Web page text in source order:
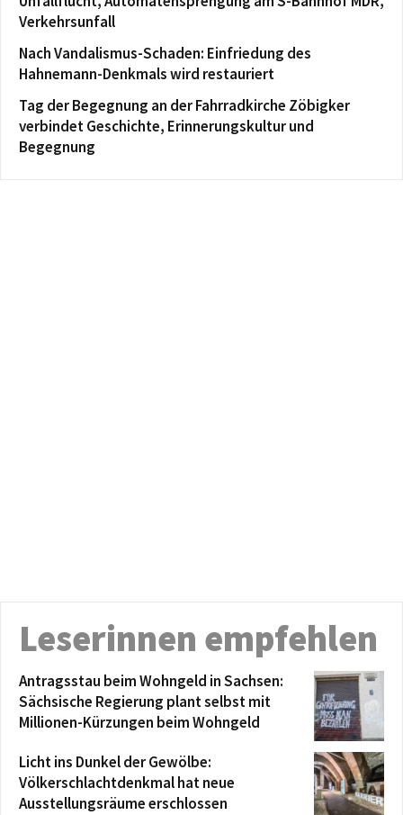
Verkehrsunfall
Nach Vandalismus-Schaden: Einfriedung des
Hahnemann-Denkmals wird restauriert
Tag der Begegnung an der Fahrradkirche Zöbigker
verbindet Geschichte, Erinnerungskultur und
Begegnung
Leserinnen empfehlen
Antragsstau beim Wohngeld in Sachsen:
Sächsische Regierung plant selbst mit
Millionen-Kürzungen beim Wohngeld
Licht ins Dunkel der Gewölbe:
Völkerschlachtdenkmal hat neue
Ausstellungsräume erschlossen